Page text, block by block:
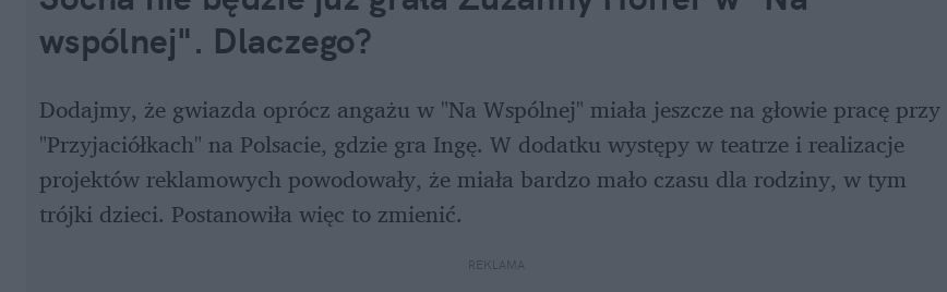
wspólnej". Dlaczego?
Dodajmy, że gwiazda oprócz angażu w "Na Wspólnej" miała jeszcze na głowie pracę przy
"Przyjaciółkach" na Polsacie, gdzie gra Ingę. W dodatku występy w teatrze i realizacje
projektów reklamowych powodowały, że miała bardzo mało czasu dla rodziny, w tym
trójki dzieci. Postanowiła więc to zmienić.
REKLAMA